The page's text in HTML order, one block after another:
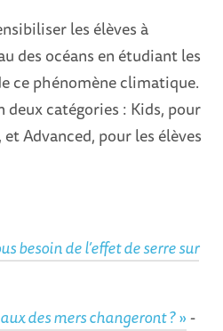
les élèves à
des océans en étudiant les
ce phénomène climatique.
deux catégories : Kids, pour
et Advanced, pour les élèves
besoin de l’effet de serre sur
des mers changeront ?»-